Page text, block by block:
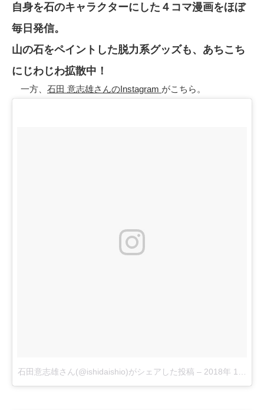
自身を石のキャラクターにした４コマ漫画をほぼ
毎日発信。
山の石をペイントした脱力系グッズも、あちこち
にじわじわ拡散中！
一方、 石田 意志雄さんのInstagram がこちら。
石田意志雄さん(@ishidaishio)がシェアした投稿 – 2018年 1月月